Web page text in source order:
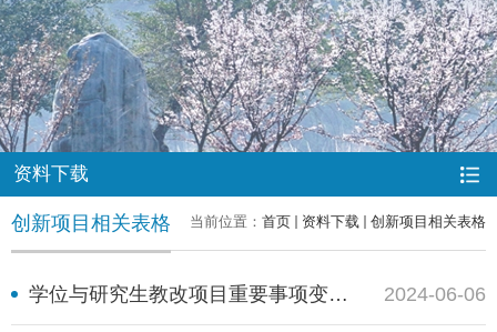
资料下载
当前位置： 首页 资料下载 创新项目相关表格
创新项目相关表格
学位与研究生教改项目重要事项变更申请表 2024-06-06